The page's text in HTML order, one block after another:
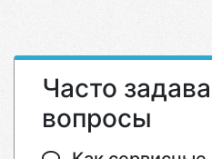
Часто
вопросы